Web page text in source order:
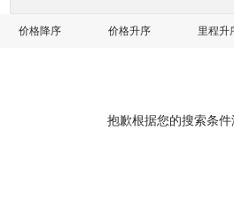
价格降序 价格升序 里程升
抱歉根据您的搜索条